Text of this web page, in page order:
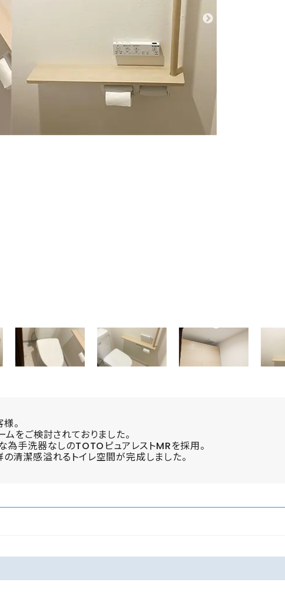
。
をご検討されておりました。
為手洗器なしのTOTOピュアレストMRを採用。
清潔感溢れるトイレ空間が完成しました。